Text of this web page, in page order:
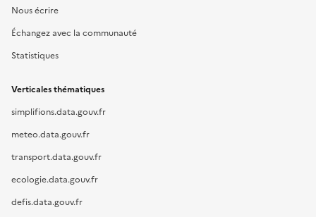
Nous écrire
Échangez avec la communauté
Statistiques
Verticales thématiques
simplifions.data.gouv.fr
meteo.data.gouv.fr
transport.data.gouv.fr
ecologie.data.gouv.fr
defis.data.gouv.fr